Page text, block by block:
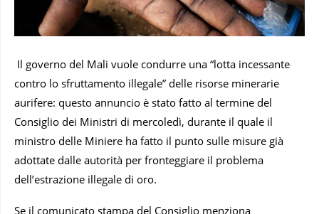
Il governo del Mali vuole condurre una “lotta incessante
contro lo sfruttamento illegale” delle risorse minerarie
aurifere: questo annuncio è stato fatto al termine del
Consiglio dei Ministri di mercoledì, durante il quale il
ministro delle Miniere ha fatto il punto sulle misure già
adottate dalle autorità per fronteggiare il problema
dell’estrazione illegale di oro.
Se il comunicato stampa del Consiglio menziona